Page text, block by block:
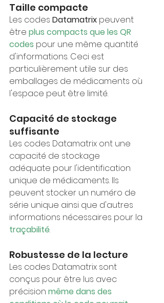
Taille compacte
Les codes Datamatrix peuvent
être plus compacts que les QR
codes pour une même quantité
d'informations. Ceci est
particulièrement utile sur des
emballages de médicaments où
l'espace peut être limité.
Capacité de stockage
suffisante
Les codes Datamatrix ont une
capacité de stockage
adéquate pour l'identification
unique de médicaments. Ils
peuvent stocker un numéro de
série unique ainsi que d'autres
informations nécessaires pour la
traçabilité.
Robustesse de la lecture
Les codes Datamatrix sont
conçus pour être lus avec
précision même dans des